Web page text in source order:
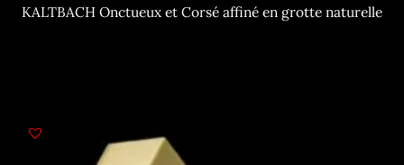
KALTBACH Onctueux et Corsé affiné en grotte naturelle